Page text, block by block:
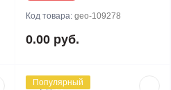
Код товара: geo-109278
0.00 руб.
Популярный